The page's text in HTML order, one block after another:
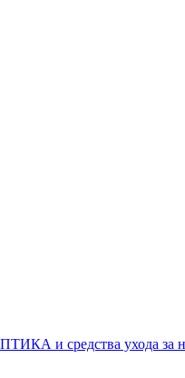
и средства ухода за